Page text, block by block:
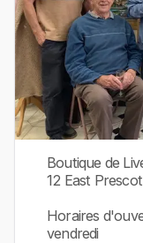
Boutique de
12 East
Horaires
vendredi